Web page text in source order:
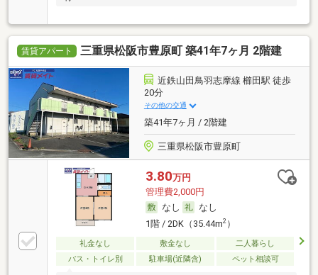
賃貸アパート 三重県松阪市豊原町 築41年7ヶ月 2階建
近鉄山田鳥羽志摩線 櫛田駅 徒歩
20分
その他の交通
築41年7ヶ月 / 2階建
三重県松阪市豊原町
3.80万円
管理費2,000円
なし
なし
1階 / 2DK（35.44m2）
礼金なし 敷金なし
二人暮らし
バス・トイレ別
駐車場(近隣含) ペット相談可